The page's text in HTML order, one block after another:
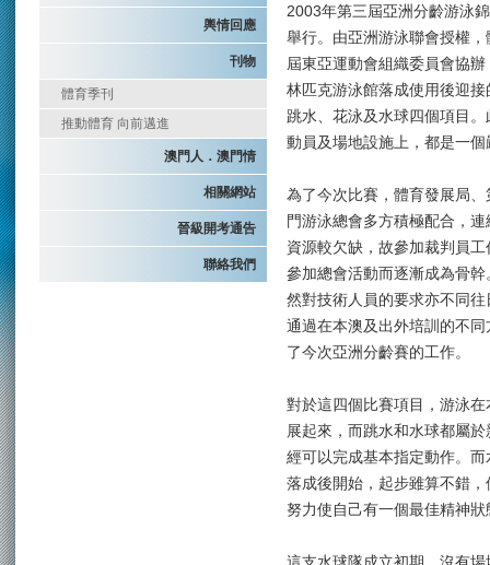
輿情回應
刊物
體育季刊
推動體育 向前邁進
澳門人．澳門情
相關網站
晉級開考通告
聯絡我們
2003年第三屆亞洲分齡游泳
舉行。由亞洲游泳聯會授權
屆東亞運動會組織委員會協
林匹克游泳館落成使用後迎
跳水、花泳及水球四個項目
動員及場地設施上，都是一
為了今次比賽，體育發展局
門游泳總會多方積極配合，
資源較欠缺，故參加裁判員
參加總會活動而逐漸成為骨
然對技術人員的要求亦不同
通過在本澳及出外培訓的不
了今次亞洲分齡賽的工作。
對於這四個比賽項目，游泳
展起來，而跳水和水球都屬
經可以完成基本指定動作。
落成後開始，起步雖算不錯
努力使自己有一個最佳精神狀